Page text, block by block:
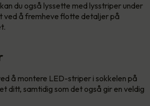
du også lyssette med lysstriper under
ved å fremheve flotte detaljer på
å montere LED-striper i sokkelen på
ditt, samtidig som det også gir en veldig